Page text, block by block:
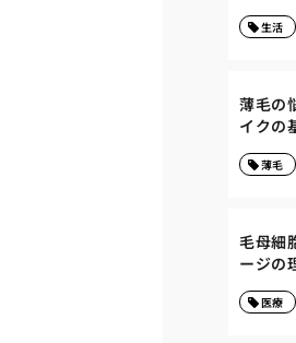
生活
薄毛の
イクの
薄毛
毛母細
ージの
医療